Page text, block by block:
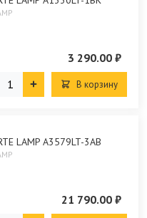
3 290.00 ₽
В корзину
LAMP A3579LT-3AB
21 790.00 ₽